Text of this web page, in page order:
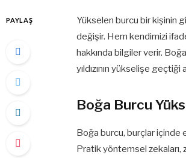
PAYLAŞ
Yükselen burcu bir kişinin
değişir. Hem kendimizi
hakkında bilgiler verir.
yıldızının yükselişe
Boğa Burcu
Boğa burcu, burçlar içinde
Pratik yöntemsel zekaları,